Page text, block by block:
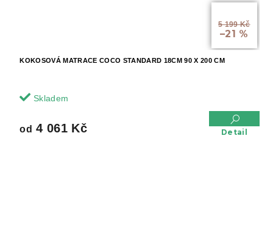
5 199 Kč
–21 %
KOKOSOVÁ MATRACE COCO STANDARD 18CM 90 X 200 CM
Skladem
od 4 061 Kč Detail